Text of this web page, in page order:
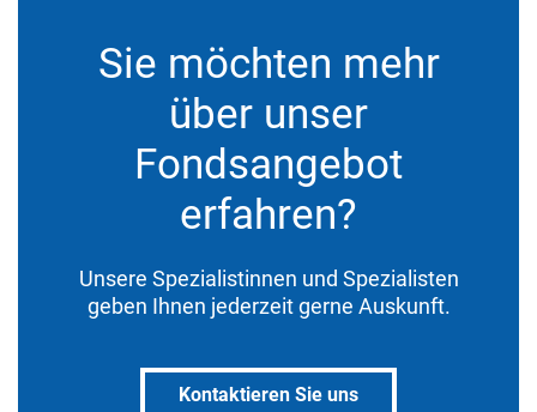
Sie möchten mehr
über unser
Fondsangebot
erfahren?
Unsere Spezialistinnen und Spezialisten
geben Ihnen jederzeit gerne Auskunft.
Kontaktieren Sie uns